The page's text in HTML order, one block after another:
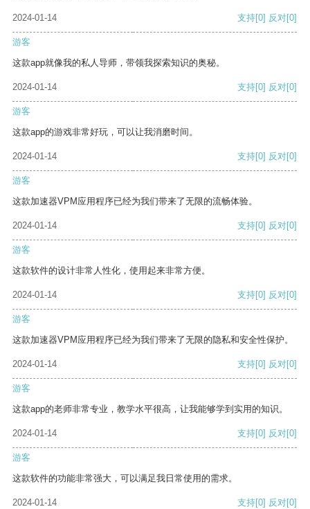
2024-01-14 支持[0] 反对[0]
游客
这款app就像我的私人导师，带领我探索知识的奥秘。
2024-01-14 支持[0] 反对[0]
游客
这款app的游戏非常好玩，可以让我消磨时间。
2024-01-14 支持[0] 反对[0]
游客
这款加速器VPM应用程序已经为我们带来了无限的流畅体验。
2024-01-14 支持[0] 反对[0]
游客
这款软件的设计非常人性化，使用起来非常方便。
2024-01-14 支持[0] 反对[0]
游客
这款加速器VPM应用程序已经为我们带来了无限的隐私和安全性保护。
2024-01-14 支持[0] 反对[0]
游客
这款app的老师非常专业，教学水平很高，让我能够学到实用的知识。
2024-01-14 支持[0] 反对[0]
游客
这款软件的功能非常强大，可以满足我日常使用的需求。
2024-01-14 支持[0] 反对[0]